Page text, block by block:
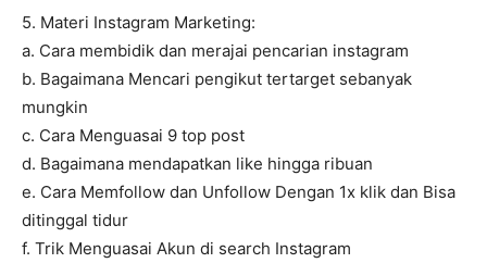
5. Materi Instagram Marketing:
a. Cara membidik dan merajai pencarian instagram
b. Bagaimana Mencari pengikut tertarget sebanyak
mungkin
c. Cara Menguasai 9 top post
d. Bagaimana mendapatkan like hingga ribuan
e. Cara Memfollow dan Unfollow Dengan 1x klik dan Bisa
ditinggal tidur
f. Trik Menguasai Akun di search Instagram